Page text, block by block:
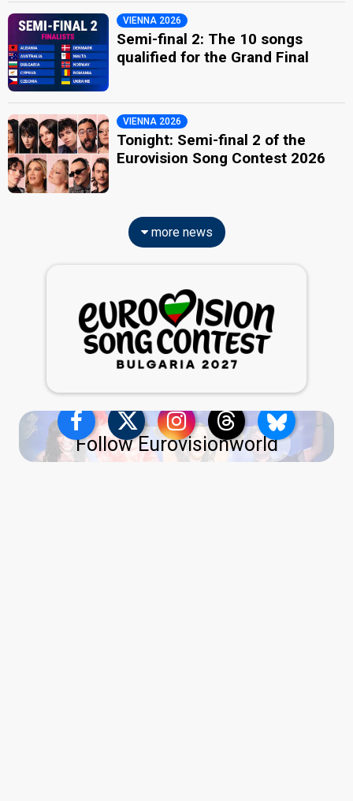
VIENNA 2026
Semi-final 2: The 10 songs
qualified for the Grand Final
VIENNA 2026
Tonight: Semi-final 2 of the
Eurovision Song Contest 2026
more news
Follow Eurovisionworld